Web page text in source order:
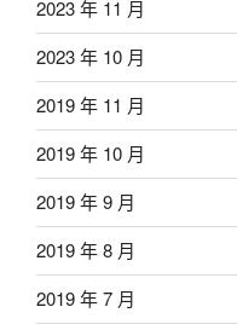
2023 年 11 月
2023 年 10 月
2019 年 11 月
2019 年 10 月
2019 年 9 月
2019 年 8 月
2019 年 7 月